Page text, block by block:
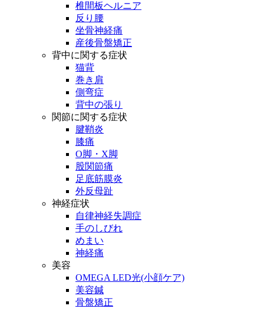
椎間板ヘルニア
反り腰
坐骨神経痛
産後骨盤矯正
背中に関する症状
猫背
巻き肩
側弯症
背中の張り
関節に関する症状
腱鞘炎
膝痛
O脚・X脚
股関節痛
足底筋膜炎
外反母趾
神経症状
自律神経失調症
手のしびれ
めまい
神経痛
美容
OMEGA LED光(小顔ケア)
美容鍼
骨盤矯正